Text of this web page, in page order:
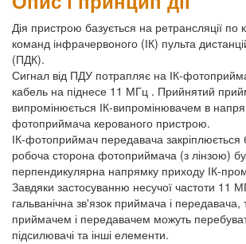
Дія пристрою базується на ретрансляції по
команд інфрачервоного (ІК) пульта
(ПДК).
Сигнал від ПДУ потрапляє на ІК-
кабель на піднесе 11 МГц . Прийнятий
випромінюється ІК-випромінювачем в
фотоприймача керованого пристрою.
ІК-фотоприймач передавача закріплюється
робоча сторона фотоприймача (з лінзою)
перпендикулярна напрямку приходу ІК-
Завдяки застосуванню несучої частоти 11
гальванічна зв'язок приймача і передавача,
приймачем і передавачем можуть
підсилювачі та інші елементи.